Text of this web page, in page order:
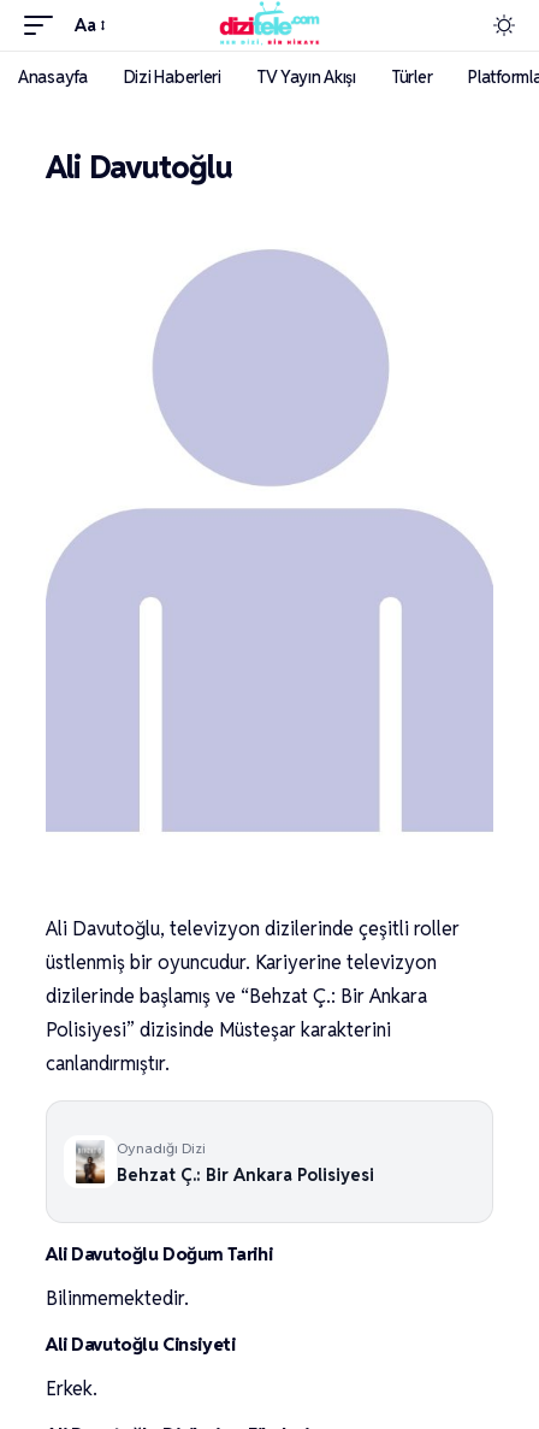
Aa
Anasayfa Dizi Haberleri TV Yayın Akışı Türler
Ali Davutoğlu
Ali Davutoğlu, televizyon dizilerinde çeşitli roller
üstlenmiş bir oyuncudur. Kariyerine televizyon
dizilerinde başlamış ve “Behzat Ç.: Bir Ankara
Polisiyesi” dizisinde Müsteşar karakterini
canlandırmıştır.
Oynadığı Dizi
Behzat Ç.: Bir Ankara Polisiyesi
Ali Davutoğlu Doğum Tarihi
Bilinmemektedir.
Ali Davutoğlu Cinsiyeti
Erkek.